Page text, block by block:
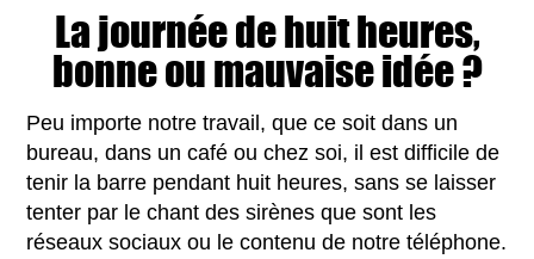
La journée de huit heures,
bonne ou mauvaise idée ?
Peu importe notre travail, que ce soit dans un
bureau, dans un café ou chez soi, il est difficile de
tenir la barre pendant huit heures, sans se laisser
tenter par le chant des sirènes que sont les
réseaux sociaux ou le contenu de notre téléphone.